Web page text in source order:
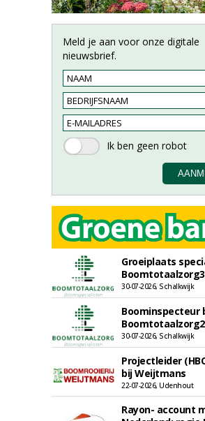
Meld je aan voor onze digitale
nieuwsbrief.
Groeiplaats
30-07-2026, Schalkwijk
Boominspecteur
30-07-2026, Schalkwijk
Projectleider
bij Weijtmans
22-07-2026, Udenhout
Rayon- account